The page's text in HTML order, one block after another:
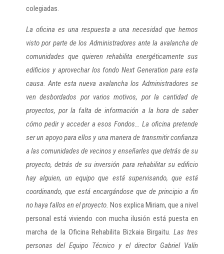
colegiadas.
La oficina es una respuesta a una necesidad que hemos
visto por parte de los Administradores ante la avalancha de
comunidades que quieren rehabilita energéticamente sus
edificios y aprovechar los fondo Next Generation para esta
causa. Ante esta nueva avalancha los Administradores se
ven desbordados por varios motivos, por la cantidad de
proyectos, por la falta de información a la hora de saber
cómo pedir y acceder a esos Fondos… La oficina pretende
ser un apoyo para ellos y una manera de transmitir confianza
a las comunidades de vecinos y enseñarles que detrás de su
proyecto, detrás de su inversión para rehabilitar su edificio
hay alguien, un equipo que está supervisando, que está
coordinando, que está encargándose que de principio a fin
no haya fallos en el proyecto. Nos explica Miriam, que a nivel
personal está viviendo con mucha ilusión está puesta en
marcha de la Oficina Rehabilita Bizkaia Birgaitu.Las tres
personas del Equipo Técnico y el director Gabriel Valín